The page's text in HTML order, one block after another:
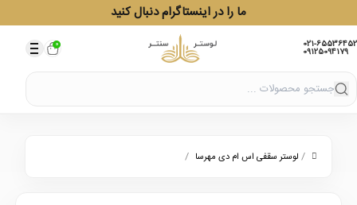
ما را در اینستاگرام دنبال کنید
021-65536452
09125094179
0
/ لوستر سقفی اس ام دی مهرسا /